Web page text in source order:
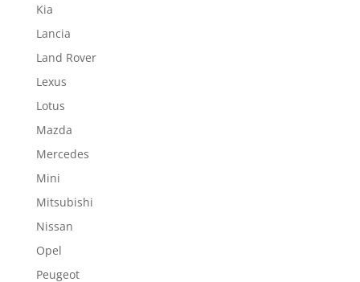
Kia
Lancia
Land Rover
Lexus
Lotus
Mazda
Mercedes
Mini
Mitsubishi
Nissan
Opel
Peugeot